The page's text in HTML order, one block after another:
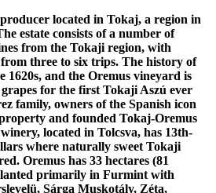
located in Tokaj, a region in
estate consists of a number of
from the Tokaji region, with
from three to six trips. The history of
1620s, and the Oremus vineyard is
for the first Tokaji Aszú ever
family, owners of the Spanish icon
and founded Tokaj-Oremus
located in Tolcsva, has 13th-
where naturally sweet Tokaji
Oremus has 33 hectares (81
primarily in Furmint with
Sárga Muskotály, Zéta,